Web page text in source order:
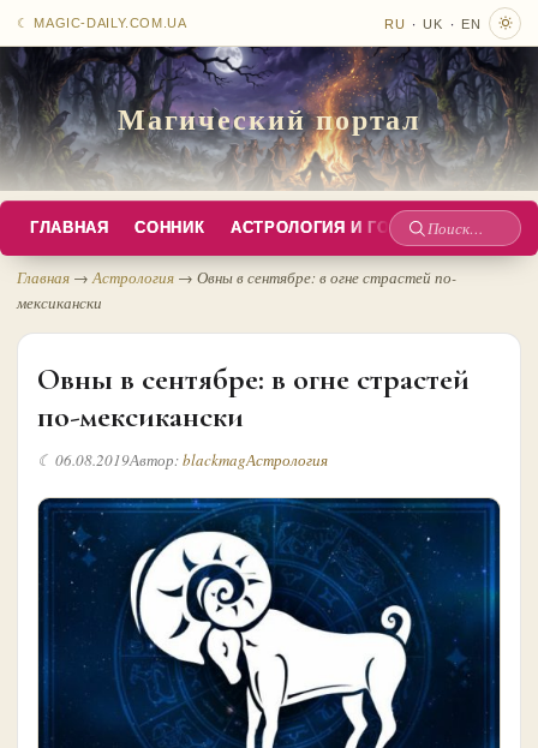
☾ MAGIC-DAILY.COM.UA RU · UK · EN
Магический портал
ГЛАВНАЯ СОННИК АСТРОЛОГИЯ И ГОРОСКОПЫ
Поиск
по
Главная → Астрология → Овны в сентябре: в огне страстей по-
мексикански
Овны в сентябре: в огне страстей
по-мексикански
☾ 06.08.2019Автор:blackmagАстрология